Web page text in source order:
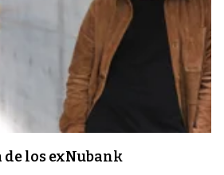
de los exNubank